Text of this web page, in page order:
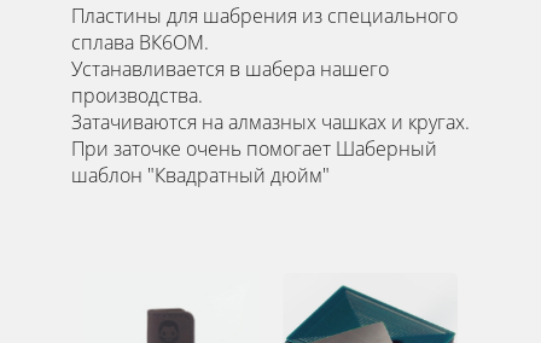
Пластины для шабрения из специального
сплава ВК6ОМ.
Устанавливается в шабера нашего
производства.
Затачиваются на алмазных чашках и кругах.
При заточке очень помогает Шаберный
шаблон "Квадратный дюйм"